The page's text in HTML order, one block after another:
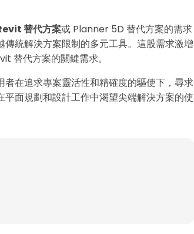
替代方案或 Planner 5D 替代方案的需求
統解決方案限制的多元工具。這股需求激增
替代方案的關鍵需求。
在追求專案靈活性和精確度的驅使下，尋求
面規劃和設計工作中渴望尖端解決方案的使